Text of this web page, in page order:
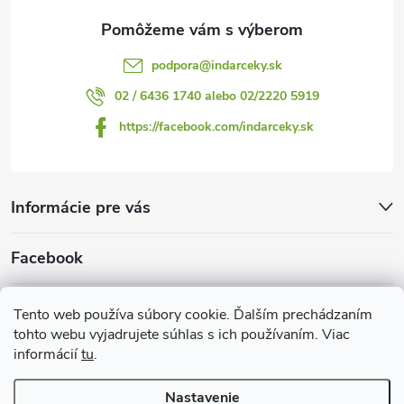
Tento web používa súbory cookie. Ďalším prechádzaním
tohto webu vyjadrujete súhlas s ich používaním. Viac
informáciítu.
Nastavenie
podpora@indarceky.sk
02 / 6436 1740 alebo 02/2220 5919
https://facebook.com/indarceky.sk
Informácie pre vás
Facebook
Prijímame online platby